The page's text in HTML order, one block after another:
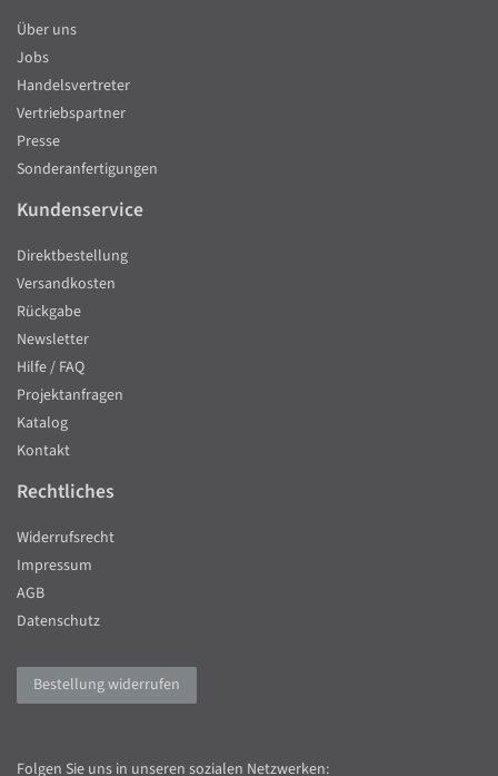
Über uns
Jobs
Handelsvertreter
Vertriebspartner
Presse
Sonderanfertigungen
Kundenservice
Direktbestellung
Versandkosten
Rückgabe
Newsletter
Hilfe / FAQ
Projektanfragen
Katalog
Kontakt
Rechtliches
Widerrufsrecht
Impressum
AGB
Datenschutz
Bestellung widerrufen
Folgen Sie uns in unseren sozialen Netzwerken: